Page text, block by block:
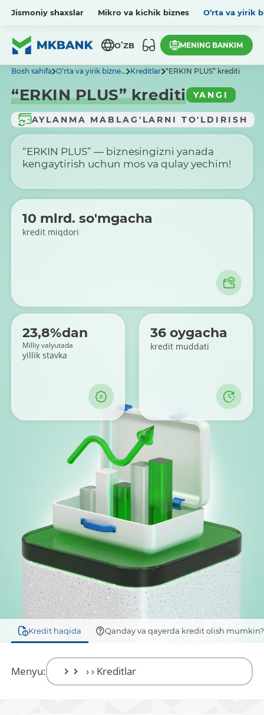
Jismoniy shaxslar Mikro va kichik biznes O‘rta va yirik
OʻZB MENING BANKIM
Bosh sahifa O‘rta va yirik bizne... Kreditlar “ERKIN PLUS” krediti
“ERKIN PLUS” krediti YANGI
AYLANMA MABLAG'LARNI TO'LDIRISH
“ERKIN PLUS” — biznesingizni yanada
kengaytirish uchun mos va qulay yechim!
10 mlrd. so'mgacha
kredit miqdori
23,8%dan
Milliy valyutada
yillik stavka
36 oygacha
kredit muddati
Kredit haqida Qanday va qayerda kredit olish mumkin?
Menyu: